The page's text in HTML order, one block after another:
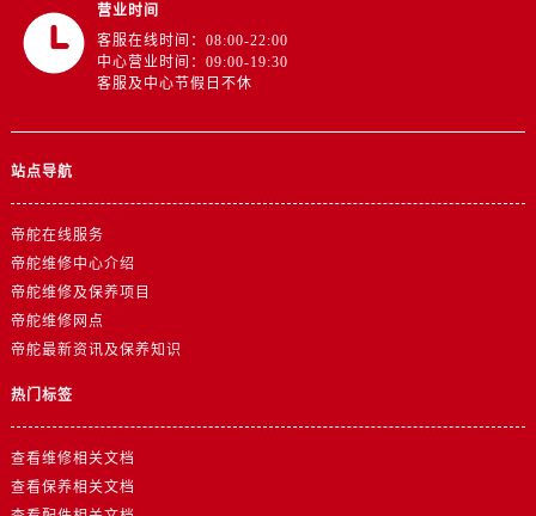
台湾省新北市板桥区文化路帝舵售后服务中心（需提前预约）
营业时间
客服在线时间：08:00-22:00
中心营业时间：09:00-19:30
客服及中心节假日不休
站点导航
帝舵在线服务
帝舵维修中心介绍
帝舵维修及保养项目
帝舵维修网点
帝舵最新资讯及保养知识
热门标签
查看维修相关文档
查看保养相关文档